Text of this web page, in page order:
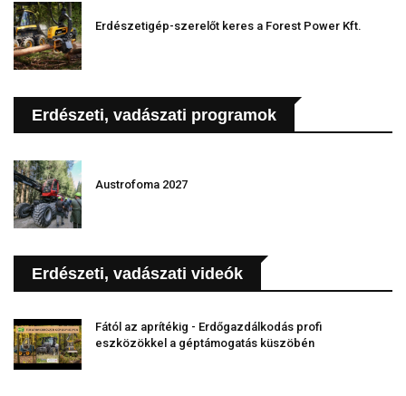
Erdészetigép-szerelőt keres a Forest Power Kft.
Erdészeti, vadászati programok
Austrofoma 2027
Erdészeti, vadászati videók
Fától az aprítékig - Erdőgazdálkodás profi
eszközökkel a géptámogatás küszöbén